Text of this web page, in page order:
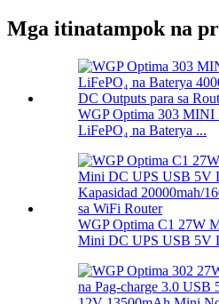
Mga itinatampok na
WGP Optima 303 MINI
LiFePO₄ na Baterya ...
WGP Optima C1 27W
Mini DC UPS USB 5V